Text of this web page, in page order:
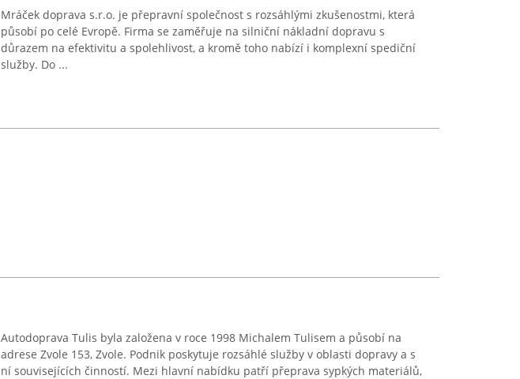
Mráček doprava s.r.o. je přepravní společnost s rozsáhlými zkušenostmi, která
působí po celé Evropě. Firma se zaměřuje na silniční nákladní dopravu s
důrazem na efektivitu a spolehlivost, a kromě toho nabízí i komplexní spediční
služby. Do ...
Autodoprava Tulis byla založena v roce 1998 Michalem Tulisem a působí na
adrese Zvole 153, Zvole. Podnik poskytuje rozsáhlé služby v oblasti dopravy a s
ní souvisejících činností. Mezi hlavní nabídku patří přeprava sypkých materiálů,